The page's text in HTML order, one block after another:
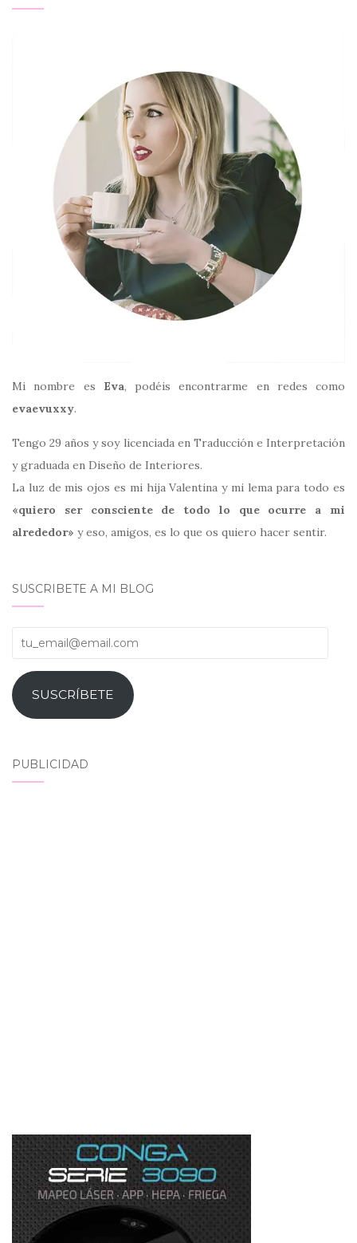
Mi nombre es Eva, podéis encontrarme en redes como
evaevuxxy.
Tengo 29 años y soy licenciada en Traducción e Interpretación
y graduada en Diseño de Interiores.
La luz de mis ojos es mi hija Valentina y mi lema para todo es
«quiero ser consciente de todo lo que ocurre a mi
alrededor» y eso, amigos, es lo que os quiero hacer sentir.
SUSCRIBETE A MI BLOG
tu_email@email.com
SUSCRÍBETE
PUBLICIDAD